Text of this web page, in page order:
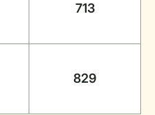
713
829